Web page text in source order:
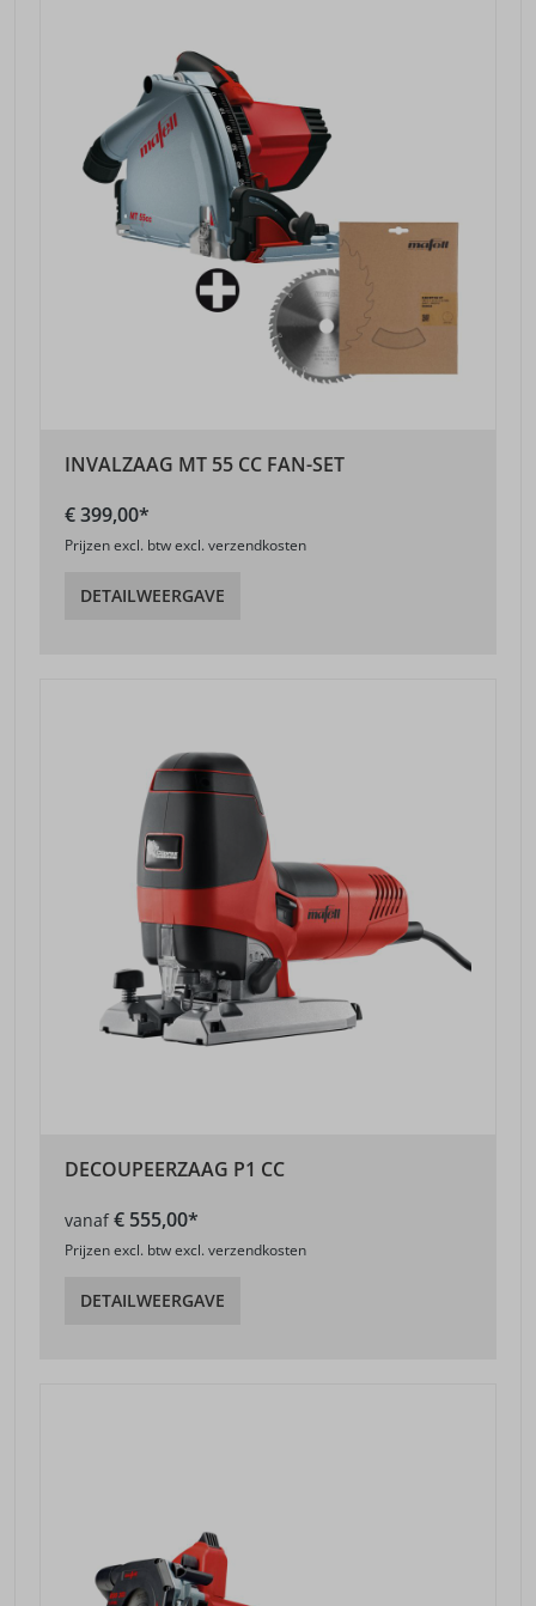
INVALZAAG MT 55 CC FAN-SET
€ 399,00*
Prijzen excl. btw excl. verzendkosten
DETAILWEERGAVE
DECOUPEERZAAG P1 CC
vanaf€ 555,00*
Prijzen excl. btw excl. verzendkosten
DETAILWEERGAVE